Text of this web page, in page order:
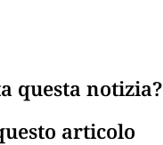
questa notizia?
articolo